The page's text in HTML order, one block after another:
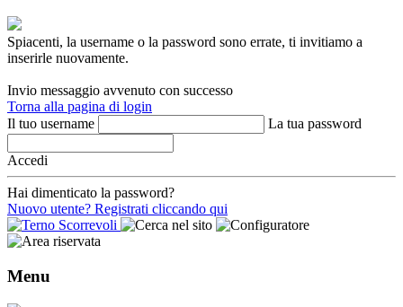
Spiacenti, la username o la password sono errate, ti invitiamo a
inserirle nuovamente.
Invio messaggio avvenuto con successo
Torna alla pagina di login
Il tuo username
La tua password
Accedi
Hai dimenticato la password?
Nuovo utente? Registrati cliccando qui
Menu